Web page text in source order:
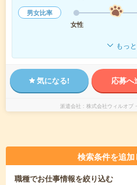
男女比率
女性
もっ
気になる! 応募へ
派遣会社 株式会社ウィルオ
検索条件を追
職種でお仕事情報を絞り込む